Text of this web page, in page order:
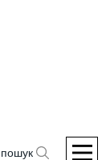
пошук